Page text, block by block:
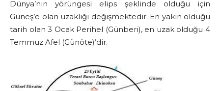
Dünya’nın yörüngesi elips şeklinde olduğu için
Güneş’e olan uzaklığı değişmektedir. En yakın olduğu
tarih olan 3 Ocak Perihel (Günberi), en uzak olduğu 4
Temmuz Afel (Günöte)’dir.